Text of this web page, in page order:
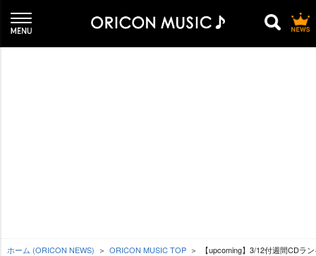
ホーム (ORICON NEWS) ORICON MUSIC TOP 【upcoming】3/12付週間CDラ